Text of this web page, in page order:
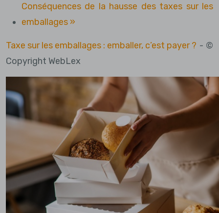
Conséquences de la hausse des taxes sur les
emballages »
Taxe sur les emballages : emballer, c’est payer ? - ©
Copyright WebLex